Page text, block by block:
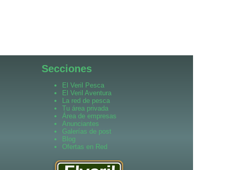
Secciones
El Veril Pesca
El Veril Aventura
La red de pesca
Tu área privada
Área de empresas
Anunciantes
Galerías de post
Blog
Ofertas en Red